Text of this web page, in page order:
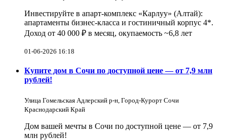
Инвестируйте в апарт-комплекс «Карлуу» (Алтай):
апартаменты бизнес-класса и гостиничный корпус 4*.
Доход от 40 000 ₽ в месяц, окупаемость ~6,8 лет
01-06-2026 16:18
Купите дом в Сочи по доступной цене — от 7,9 млн
рублей!
Улица Гомельская Адлерский р-н, Город-Курорт Сочи
Краснодарский Край
Дом вашей мечты в Сочи по доступной цене — от 7,9
млн рублей!